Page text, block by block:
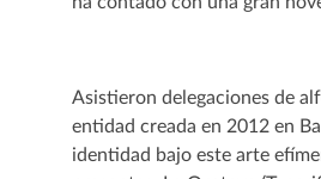
Asistieron delegaciones de
entidad creada en 2012 en
identidad bajo este arte